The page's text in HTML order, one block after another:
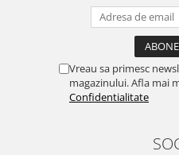
Vreau sa primesc
magazinului. Afla mai
Confidentialitate